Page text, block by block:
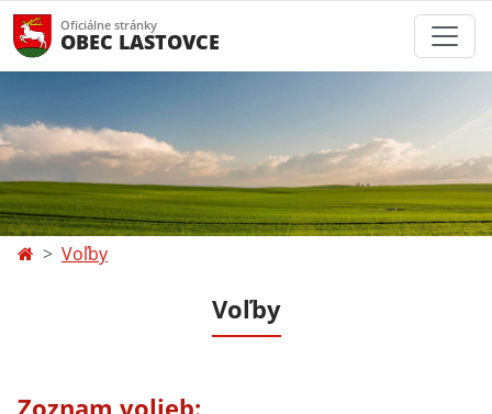
Oficiálne stránky
OBEC LASTOVCE
Voľby
Voľby